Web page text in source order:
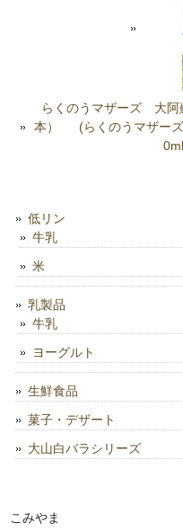
らくのうマザーズ 大
本） (らくのうマザー
低リン
牛乳
米
乳製品
牛乳
ヨーグルト
生鮮食品
菓子・デザート
大山白バラシリーズ
こみやま